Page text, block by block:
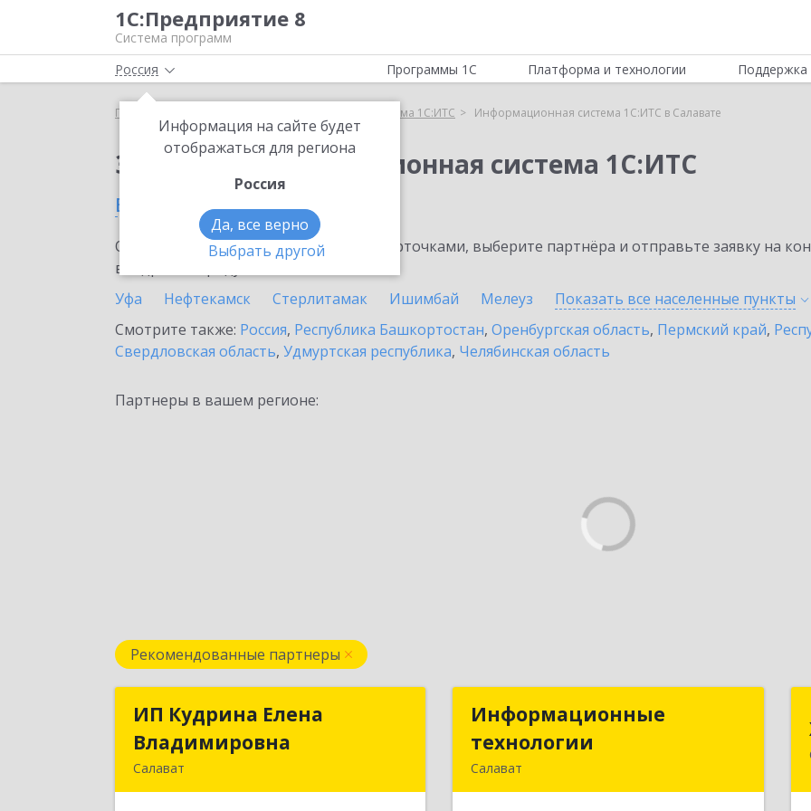
1С:Предприятие 8
Система программ
Россия
Информация на сайте будет
отображаться для региона
Россия
Да, все верно
Выбрать другой
Программы 1С Платформа и технологии Поддержка
Главная Информационная система 1С:ИТС Информационная система 1С:ИТС в Салавате
Заказать Информационная система 1С:ИТС
в Салавате
Ознакомьтесь с информационными карточками, выберите партнёра и отправьте заявку на
внедрение продукта.
Уфа
Нефтекамск Стерлитамак Ишимбай Мелеуз Показать все населенные пункты
Смотрите также: Россия, Республика Башкортостан, Оренбургская область, Пермский край,
Свердловская область, Удмуртская республика, Челябинская область
Партнеры в вашем регионе:
Рекомендованные партнеры
ИП Кудрина Елена
Владимировна
Салават
ИП Кудрина Елена
Владимировна
Информационные
технологии
Салават
Информационные